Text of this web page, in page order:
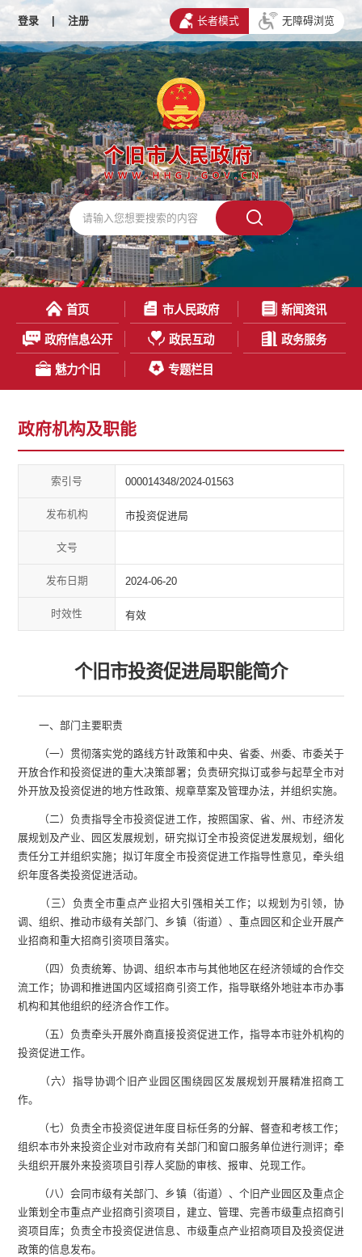
登录 | 注册 长者模式 无障碍浏览
首页 市人民政府 新闻资讯
政府信息公开 政民互动 政务服务
魅力个旧 专题栏目
政府机构及职能
索引号 000014348/2024-01563
发布机构 市投资促进局
文号
发布日期 2024-06-20
时效性 有效
个旧市投资促进局职能简介
一、部门主要职责
（一）贯彻落实党的路线方针政策和中央、省委、州委、市委关于
开放合作和投资促进的重大决策部署；负责研究拟订或参与起草全市对
外开放及投资促进的地方性政策、规章草案及管理办法，并组织实施。
（二）负责指导全市投资促进工作，按照国家、省、州、市经济发
展规划及产业、园区发展规划，研究拟订全市投资促进发展规划，细化
责任分工并组织实施；拟订年度全市投资促进工作指导性意见，牵头组
织年度各类投资促进活动。
（三）负责全市重点产业招大引强相关工作；以规划为引领，协
调、组织、推动市级有关部门、乡镇（街道）、重点园区和企业开展产
业招商和重大招商引资项目落实。
（四）负责统筹、协调、组织本市与其他地区在经济领域的合作交
流工作；协调和推进国内区域招商引资工作，指导联络外地驻本市办事
机构和其他组织的经济合作工作。
（五）负责牵头开展外商直接投资促进工作，指导本市驻外机构的
投资促进工作。
（六）指导协调个旧产业园区围绕园区发展规划开展精准招商工
作。
（七）负责全市投资促进年度目标任务的分解、督查和考核工作；
组织本市外来投资企业对市政府有关部门和窗口服务单位进行测评；牵
头组织开展外来投资项目引荐人奖励的审核、报审、兑现工作。
（八）会同市级有关部门、乡镇（街道）、个旧产业园区及重点企
业策划全市重点产业招商引资项目，建立、管理、完善市级重点招商引
资项目库；负责全市投资促进信息、市级重点产业招商项目及投资促进
政策的信息发布。